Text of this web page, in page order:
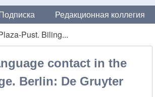
Редакционная коллегия
Pust. Biling...
contact in the
Berlin: De Gruyter